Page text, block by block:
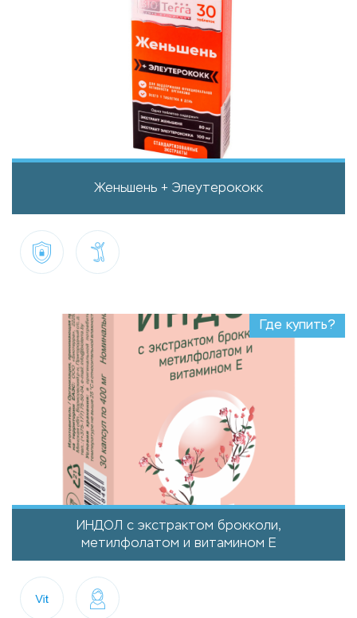
Женьшень + Элеутерококк
ИНДОЛ с экстрактом брокколи,
метилфолатом и витамином Е
Где купить?